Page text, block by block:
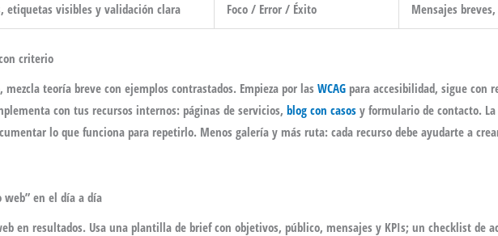
etiquetas visibles y validación clara Foco / Error / Éxito Mensajes
criterio
, mezcla teoría breve con ejemplos contrastados. Empieza por las WCAG para accesibilidad, sigue con
con tus recursos internos: páginas de servicios, blog con casos y formulario de contacto.
lo que funciona para repetirlo. Menos galería y más ruta: cada recurso debe ayudarte a
en el día a día
en resultados. Usa una plantilla de brief con objetivos, público, mensajes y KPIs; un checklist de